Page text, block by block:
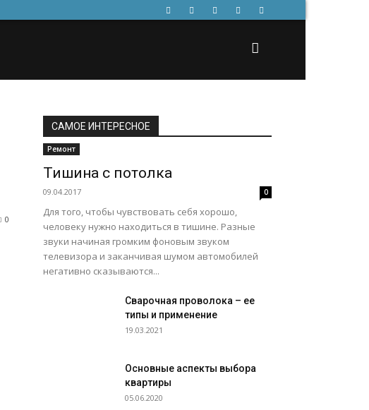
0
САМОЕ ИНТЕРЕСНОЕ
Ремонт
Тишина с потолка
09.04.2017 0
Для того, чтобы чувствовать себя хорошо,
человеку нужно находиться в тишине. Разные
звуки начиная громким фоновым звуком
телевизора и заканчивая шумом автомобилей
негативно сказываются...
Сварочная проволока – ее
типы и применение
19.03.2021
Основные аспекты выбора
квартиры
05.06.2020